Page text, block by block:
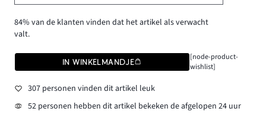
84% van de klanten vinden dat het artikel als verwacht
valt.
IN WINKELMANDJE
[node-product-
wishlist]
307 personen vinden dit artikel leuk
52 personen hebben dit artikel bekeken de afgelopen 24 uur